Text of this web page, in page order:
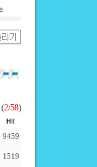
(2/58)
9459
1519